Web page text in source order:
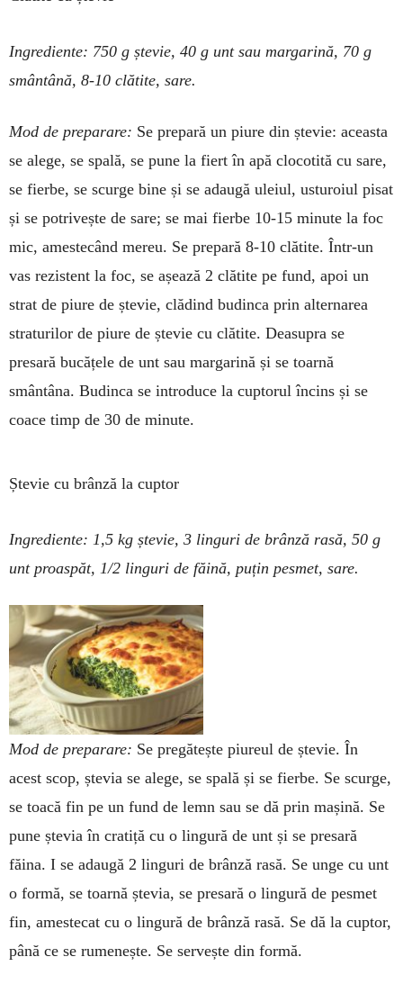
Ingrediente: 750 g ștevie, 40 g unt sau marga­rină, 70 g
smântână, 8-10 clătite, sare.
Mod de preparare: Se prepară un piure din ștevie: aceasta
se alege, se spală, se pune la fiert în apă clocotită cu sare,
se fierbe, se scurge bine și se adaugă uleiul, ustu­roiul pisat
și se po­trivește de sare; se mai fierbe 10-15 minute la foc
mic, amestecând mereu. Se prepară 8-10 clă­tite. Într-un
vas rezistent la foc, se așează 2 clătite pe fund, apoi un
strat de piure de ștevie, clădind bu­dinca prin alternarea
straturilor de piure de ștevie cu clătite. Deasupra se
presară bucățele de unt sau mar­garină și se toarnă
smântâna. Budinca se intro­duce la cuptorul încins și se
coace timp de 30 de minute.
Ștevie cu brânză la cuptor
Ingrediente: 1,5 kg ștevie, 3 linguri de brânză rasă, 50 g
unt proaspăt, 1/2 lin­guri de făină, puțin pesmet, sare.
Mod de preparare: Se pre­gă­tește piureul de ștevie. În
acest scop, ștevia se alege, se spa­lă și se fierbe. Se scurge,
se toacă fin pe un fund de lemn sau se dă prin mașină. Se
pune ște­via în cratiță cu o lingură de unt și se presară
făina. I se adaugă 2 linguri de brânză rasă. Se unge cu unt
o formă, se toarnă ștevia, se presară o lingură de pesmet
fin, amestecat cu o lin­gură de brânză rasă. Se dă la cuptor,
până ce se ru­menește. Se servește din formă.